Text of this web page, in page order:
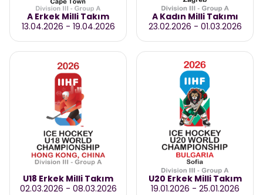
A Erkek Milli Takım
13.04.2026 - 19.04.2026
A Kadın Milli Takımı
23.02.2026 - 01.03.2026
U18 Erkek Milli Takım
02.03.2026 - 08.03.2026
U20 Erkek Milli Takım
19.01.2026 - 25.01.2026